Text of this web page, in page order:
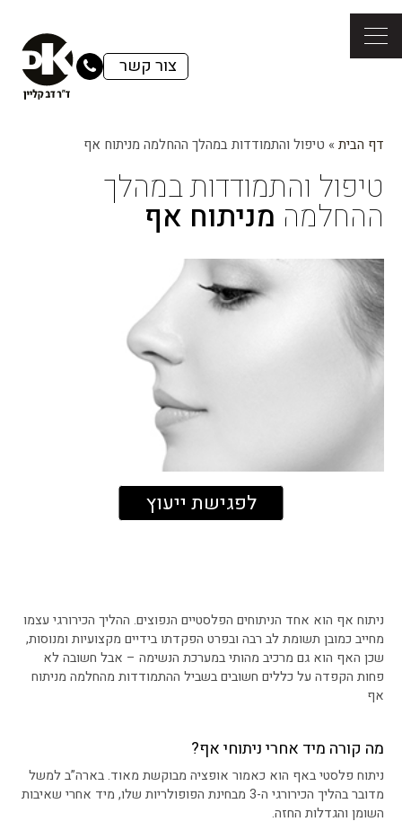
צור קשר
דף הבית » טיפול והתמודדות במהלך ההחלמה מניתוח אף
טיפול והתמודדות במהלך
ההחלמה מניתוח אף
לפגישת ייעוץ
ניתוח אף הוא אחד הניתוחים הפלסטיים הנפוצים. ההליך הכירורגי עצמו
מחייב כמובן תשומת לב רבה ובפרט הפקדתו בידיים מקצועיות ומנוסות,
שכן האף הוא גם מרכיב מהותי במערכת הנשימה – אבל חשובה לא
פחות הקפדה על כללים חשובים בשביל ההתמודדות מהחלמה מניתוח
אף
מה קורה מיד אחרי ניתוחי אף?
ניתוח פלסטי באף הוא כאמור אופציה מבוקשת מאוד. בארה”ב למשל
מדובר בהליך הכירורגי ה-3 מבחינת הפופולריות שלו, מיד אחרי שאיבות
השומן והגדלות החזה.